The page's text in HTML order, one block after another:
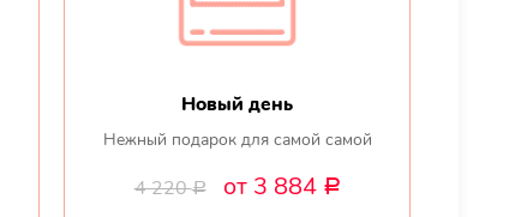
Новый день
Нежный подарок для самой самой
4 220Р от 3 884 Р